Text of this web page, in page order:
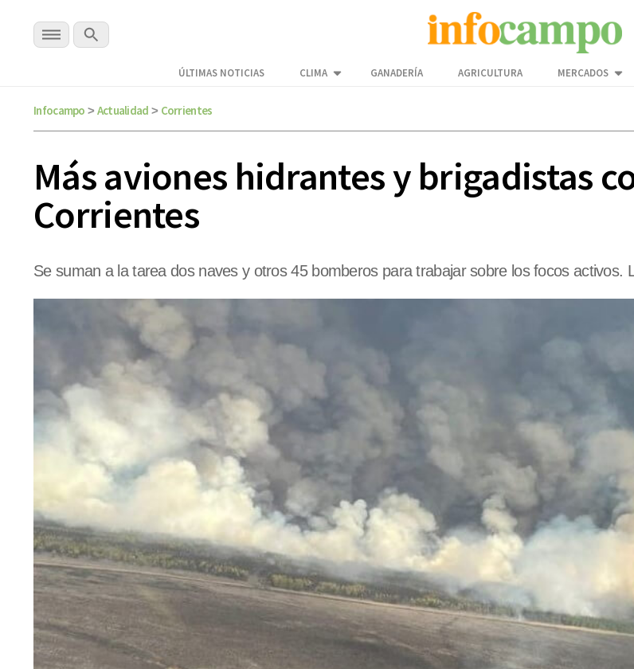
ÚLTIMAS NOTICIAS CLIMA GANADERÍA AGRICULTURA MERCADOS
Infocampo > Actualidad > Corrientes
Más aviones hidrantes y brigadistas
Corrientes
Se suman a la tarea dos naves y otros 45 bomberos para trabajar sobre los focos activos.